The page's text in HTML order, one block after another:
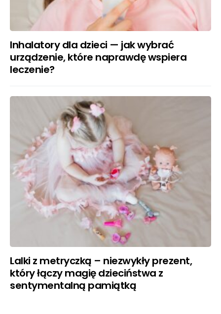
Inhalatory dla dzieci — jak wybrać
urządzenie, które naprawdę wspiera
leczenie?
Lalki z metryczką – niezwykły prezent,
który łączy magię dzieciństwa z
sentymentalną pamiątką